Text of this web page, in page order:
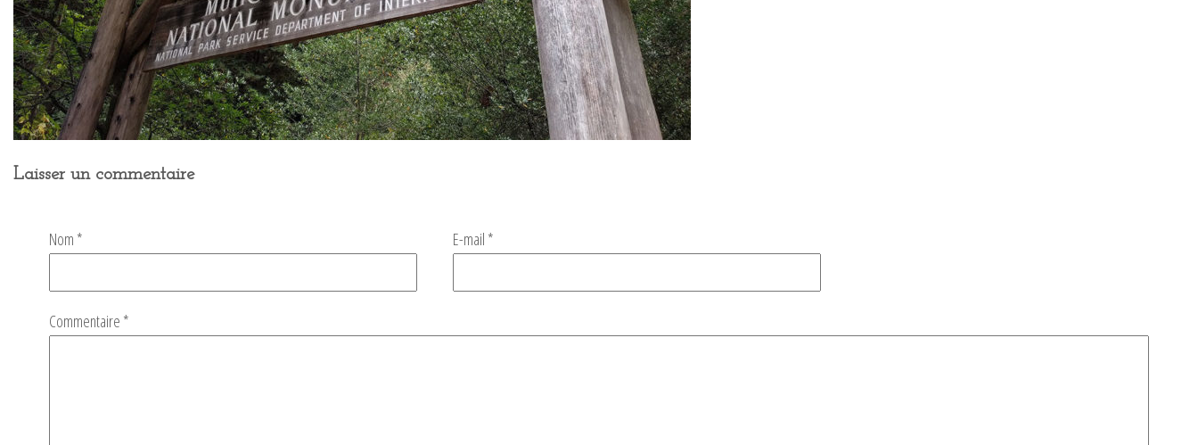
Laisser un commentaire
Commentaire *
Nom * E-mail *